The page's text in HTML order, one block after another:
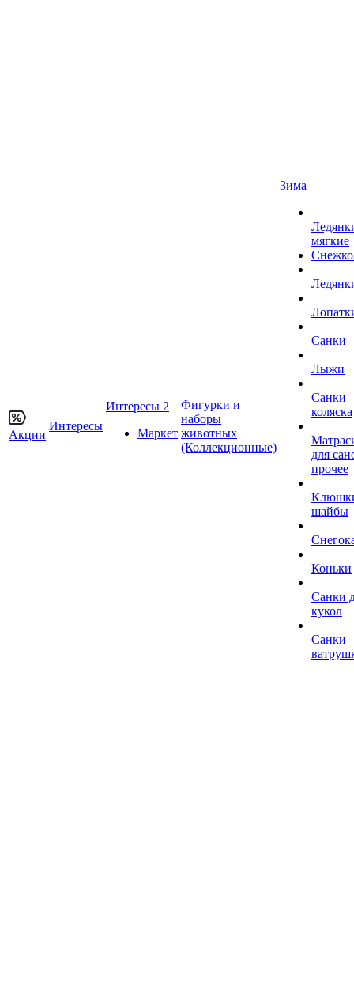
Акции
Интересы
Интересы 2
Маркет
Фигурки и
наборы
животных
(Коллекционные)
Зима
мягкие
Санки
Лыжи
Санки
коляска
для
прочее
шайбы
Коньки
Санки
кукол
Санки